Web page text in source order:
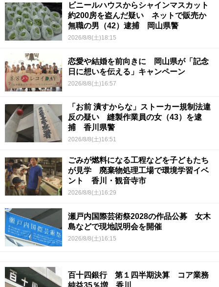
ビニールハウスからシャインマスカット
約200房を盗んだ疑い ネットで販売か
無職の男（42）逮捕 岡山県警
2026/8/8(土)18:15
恋愛や結婚を前向きに 岡山県が「記念
日に想いを伝える」キャンペーン
2026/8/8(土)16:57
「お前 潰すからな」ストーカー規制法違
反の疑い 縫製作業員の女（43）を逮
捕 香川県警
2026/8/8(土)16:51
ごみが燃料になる工程などを子どもたち
が見学 廃棄物処理工場で環境学習イベ
ント 香川・観音寺市
2026/8/8(土)16:29
瀬戸内国際芸術祭2028の作品公募 女木
島などで現地説明会を開催
2026/8/8(土)16:15
百十四銀行 第１四半期決算 コア業務
純益35％増 香川